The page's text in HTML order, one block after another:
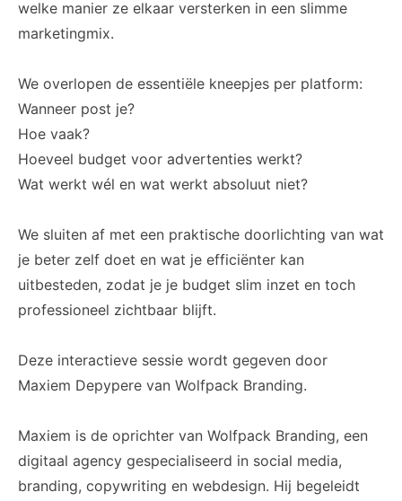
welke manier ze elkaar versterken in een slimme
marketingmix.
We overlopen de essentiële kneepjes per platform:
Wanneer post je?
Hoe vaak?
Hoeveel budget voor advertenties werkt?
Wat werkt wél en wat werkt absoluut niet?
We sluiten af met een praktische doorlichting van wat
je beter zelf doet en wat je efficiënter kan
uitbesteden, zodat je je budget slim inzet en toch
professioneel zichtbaar blijft.
Deze interactieve sessie wordt gegeven door
Maxiem Depypere van Wolfpack Branding.
Maxiem is de oprichter van Wolfpack Branding, een
digitaal agency gespecialiseerd in social media,
branding, copywriting en webdesign. Hij begeleidt